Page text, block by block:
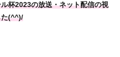
杯2023の放送・ネット配信の視
た(^^)/